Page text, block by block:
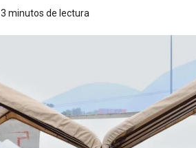
3 minutos de lectura